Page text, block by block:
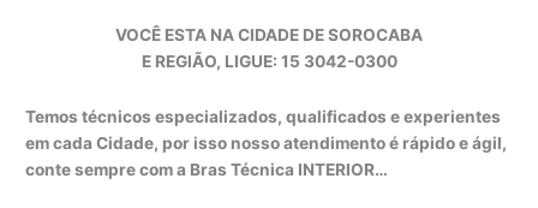
VOCÊ ESTA NA CIDADE DE SOROCABA
E REGIÃO, LIGUE: 15 3042-0300
Temos técnicos especializados, qualificados e experientes
em cada Cidade, por isso nosso atendimento é rápido e ágil,
conte sempre com a Bras Técnica INTERIOR…